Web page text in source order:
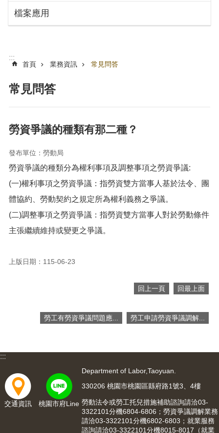
訊
息
公
識
動
局
關
通
錄
業
務
訊
民
案
用
回
首
檔案應用
:::
首頁 業務資訊 常見問答
常見問答
勞資爭議的種類有那二種？
發布單位：勞動局
勞資爭議的種類分為權利事項及調整事項之勞資爭議:
(一)權利事項之勞資爭議：指勞資雙方當事人基於法令、團
體協約、勞動契約之規定所為權利義務之爭議。
(二)調整事項之勞資爭議：指勞資雙方當事人對於勞動條件
主張繼續維持或變更之爭議。
上版日期：115-06-23
回上一頁 回最上面
勞工有勞資爭議問題應... 勞工申請勞資爭議調解...
:::
交通資訊 桃園市府Line
Department of Labor,Taoyuan.
330206 桃園市桃園區縣府路1號3、4樓
勞動法令或勞工托兒措施補助諮詢請洽03-
3322101分機6804-6806；勞資爭議調解業務
請洽03-3322101分機6802-6803；就業服務
諮詢請洽03-3322101分機8015-8017（就業